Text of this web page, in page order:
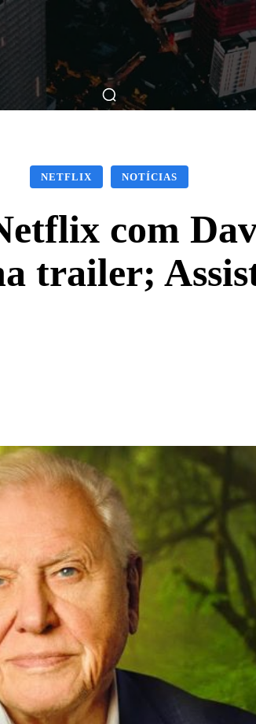
Nos Cinemas Matérias Nos
NETFLIX NOTÍCIAS
com
trailer;